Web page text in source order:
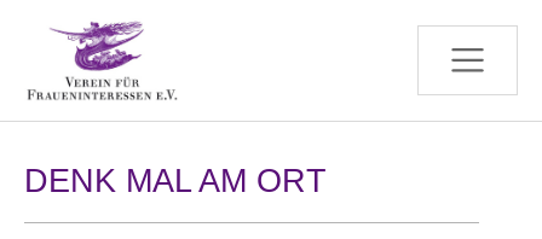
DENK MAL AM ORT